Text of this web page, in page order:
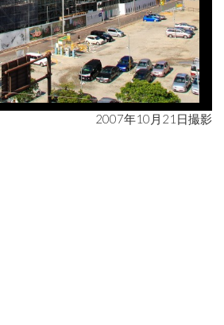
2007年10月21日撮影